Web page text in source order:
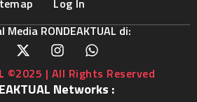
Log In
RONDEAKTUAL di:
©2025 | All Rights Reserved
Networks :